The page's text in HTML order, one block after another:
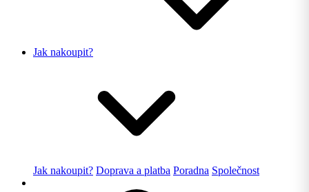
Jak nakoupit?
Jak nakoupit? Doprava a platba Poradna Společnost